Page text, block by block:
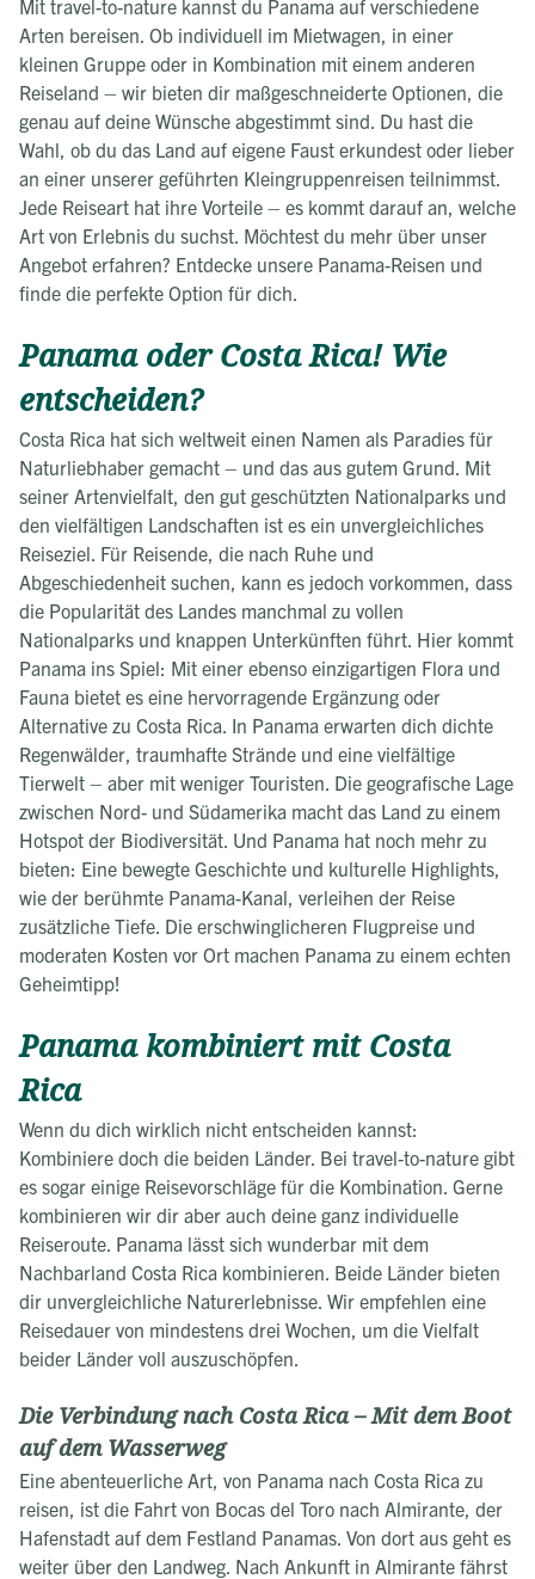
Mit travel-to-nature kannst du Panama auf verschiedene
Arten bereisen. Ob individuell im Mietwagen, in einer
kleinen Gruppe oder in Kombination mit einem anderen
Reiseland – wir bieten dir maßgeschneiderte Optionen, die
genau auf deine Wünsche abgestimmt sind. Du hast die
Wahl, ob du das Land auf eigene Faust erkundest oder lieber
an einer unserer geführten Kleingruppenreisen teilnimmst.
Jede Reiseart hat ihre Vorteile – es kommt darauf an, welche
Art von Erlebnis du suchst. Möchtest du mehr über unser
Angebot erfahren? Entdecke unsere Panama-Reisen und
finde die perfekte Option für dich.
Panama oder Costa Rica! Wie
entscheiden?
Costa Rica hat sich weltweit einen Namen als Paradies für
Naturliebhaber gemacht – und das aus gutem Grund. Mit
seiner Artenvielfalt, den gut geschützten Nationalparks und
den vielfältigen Landschaften ist es ein unvergleichliches
Reiseziel. Für Reisende, die nach Ruhe und
Abgeschiedenheit suchen, kann es jedoch vorkommen, dass
die Popularität des Landes manchmal zu vollen
Nationalparks und knappen Unterkünften führt. Hier kommt
Panama ins Spiel: Mit einer ebenso einzigartigen Flora und
Fauna bietet es eine hervorragende Ergänzung oder
Alternative zu Costa Rica. In Panama erwarten dich dichte
Regenwälder, traumhafte Strände und eine vielfältige
Tierwelt – aber mit weniger Touristen. Die geografische Lage
zwischen Nord- und Südamerika macht das Land zu einem
Hotspot der Biodiversität. Und Panama hat noch mehr zu
bieten: Eine bewegte Geschichte und kulturelle Highlights,
wie der berühmte Panama-Kanal, verleihen der Reise
zusätzliche Tiefe. Die erschwinglicheren Flugpreise und
moderaten Kosten vor Ort machen Panama zu einem echten
Geheimtipp!
Panama kombiniert mit Costa
Rica
Wenn du dich wirklich nicht entscheiden kannst:
Kombiniere doch die beiden Länder. Bei travel-to-nature gibt
es sogar einige Reisevorschläge für die Kombination. Gerne
kombinieren wir dir aber auch deine ganz individuelle
Reiseroute. Panama lässt sich wunderbar mit dem
Nachbarland Costa Rica kombinieren. Beide Länder bieten
dir unvergleichliche Naturerlebnisse. Wir empfehlen eine
Reisedauer von mindestens drei Wochen, um die Vielfalt
beider Länder voll auszuschöpfen.
Die Verbindung nach Costa Rica – Mit dem Boot
auf dem Wasserweg
Eine abenteuerliche Art, von Panama nach Costa Rica zu
reisen, ist die Fahrt von Bocas del Toro nach Almirante, der
Hafenstadt auf dem Festland Panamas. Von dort aus geht es
weiter über den Landweg. Nach Ankunft in Almirante fährst